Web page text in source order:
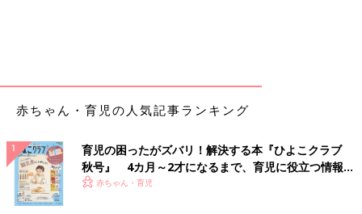
赤ちゃん・育児の人気記事ランキング
育児の困ったがズバリ！解決する本『ひよこクラブ
秋号』 4カ月～2才になるまで、育児に役立つ情報が
いっぱい！
赤ちゃん・育児